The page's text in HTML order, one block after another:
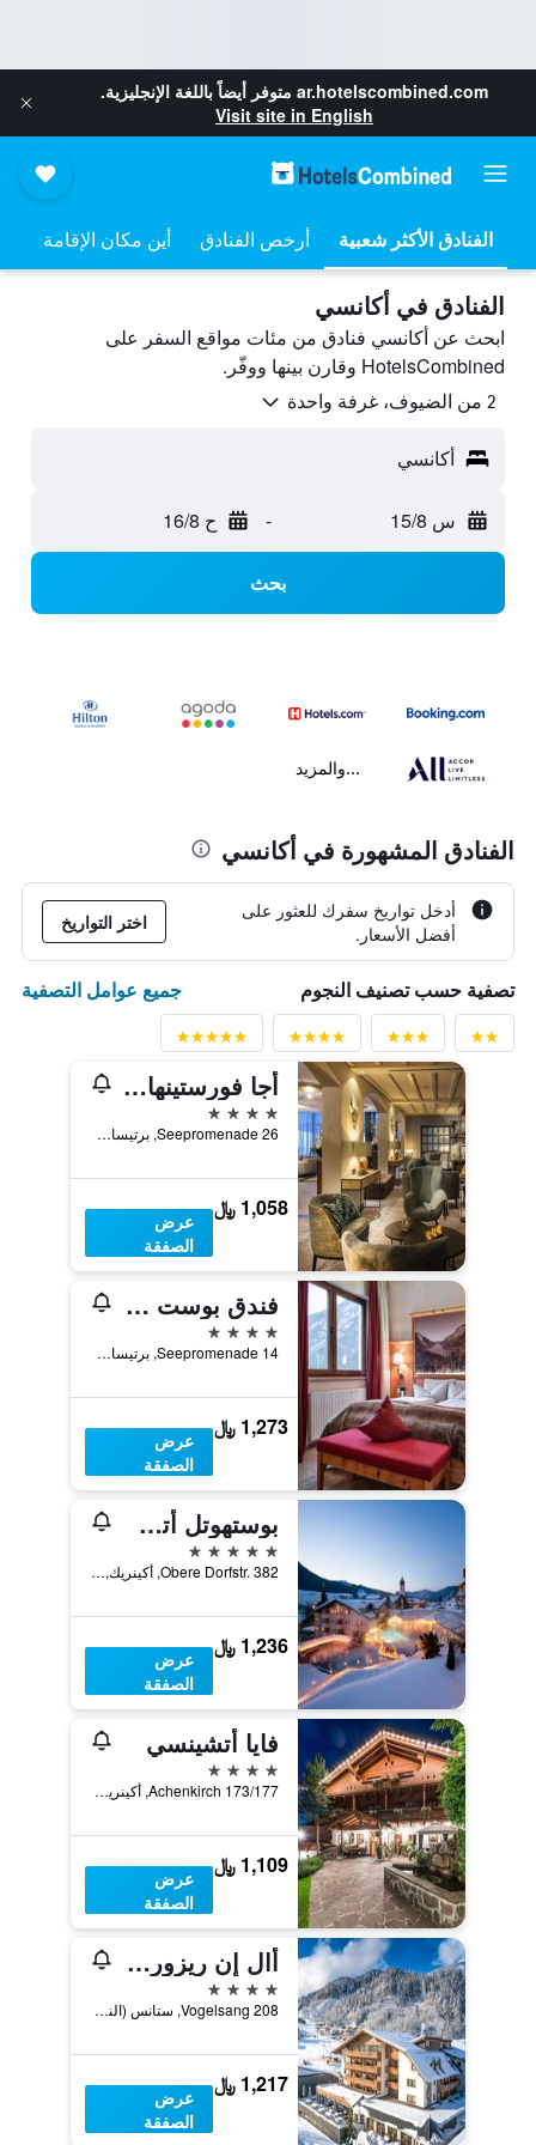
ar.hotelscombined.com متوفر أيضاً باللغة الإنجليزية.
Visit site in English
أرخص الفنادق أين مكان الإقامة
الفنادق في أكانسي
ابحث عن أكانسي فنادق من مئات مواقع السفر على
HotelsCombined وقارن بينها ووفّر.
2 من الضيوف، غرفة واحدة
أكانسي
س 15/8 - ح 16/8
بحث
...والمزيد
الفنادق المشهورة في أكانسي
أدخل تواريخ سفرك للعثور على
أفضل الأسعار.
اختر التواريخ
تصفية حسب تصنيف النجوم جميع عوامل التصفية
أجا فورستينهاوس آم أشينسي
4 نجوم
Seepromenade 26, برتيساو, ولاية تيرول, النمسا
1,058 ﷼
عرض
الصفقة
فندق بوست أم سي
4 نجوم
Seepromenade 14, برتيساو, ولاية تيرول, النمسا
1,273 ﷼
عرض
الصفقة
بوستهوتل أتشنكيرتش ريزورت آند سبا - لبالغين فقط
5 نجوم
Obere Dorfstr. 382, أكينريك, ولاية تيرول, النمسا
1,236 ﷼
عرض
الصفقة
فايا أتشينسي
4 نجوم
Achenkirch 173/177, أكينريك, ولاية تيرول, النمسا
1,109 ﷼
عرض
الصفقة
أال إن ريزورت شفارتسبران
4 نجوم
Vogelsang 208, ستانس (النمسا), ولاية تيرول, النمسا
1,217 ﷼
عرض
الصفقة